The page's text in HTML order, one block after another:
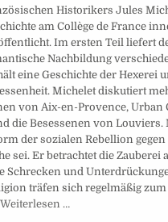
Historikers Jules
am Collège de France
Im ersten Teil liefert
Nachbildung
eine Geschichte der Hexerei
Michelet diskutiert
von Aix-en-Provence, Urban
die Besessenen von
der sozialen Rebellion
sei. Er betrachtet die Zauberei
Schrecken und
träfen sich regelmäßig
Weiterlesen …